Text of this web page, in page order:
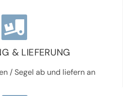
& LIEFERUNG
/ Segel ab und liefern an